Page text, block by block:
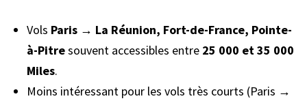
Vols Paris → La Réunion, Fort-de-France, Pointe-
à-Pitresouvent accessibles entre 25 000 et 35 000
Miles.
Moins intéressant pour les vols très courts (Paris →